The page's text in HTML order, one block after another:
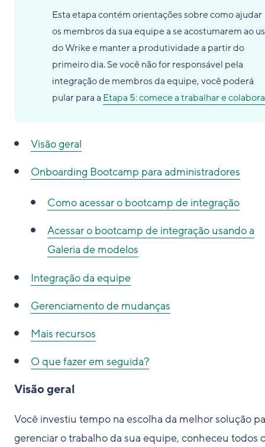
Esta etapa contém orientações sobre como ajudar
os membros da sua equipe a se acostumarem ao
do Wrike e manter a produtividade a partir do
primeiro dia. Se você não for responsável pela
integração de membros da equipe, você poderá
pular para a Etapa 5: comece a trabalhar e
Visão geral
Onboarding Bootcamp para administradores
Como acessar o bootcamp de integração
Acessar o bootcamp de integração usando a
Galeria de modelos
Integração da equipe
Gerenciamento de mudanças
Mais recursos
O que fazer em seguida?
Visão geral
Você investiu tempo na escolha da melhor solução
gerenciar o trabalho da sua equipe, conheceu todos